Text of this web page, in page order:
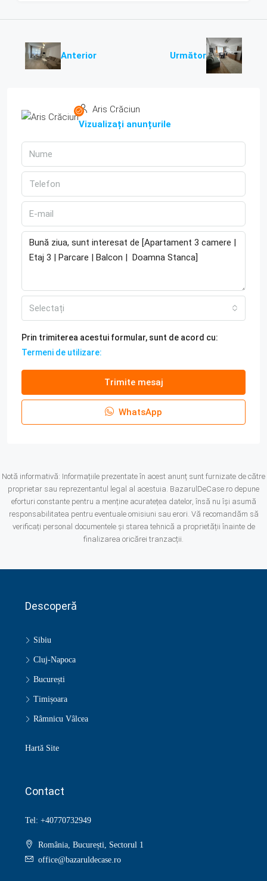
Anterior Următor
Aris Crăciun
Vizualizați anunțurile
Selectați
Prin trimiterea acestui formular, sunt de acord cu:
Termeni de utilizare:
Trimite mesaj
WhatsApp
Notă informativă: Informațiile prezentate în acest anunț sunt furnizate de către
proprietar sau reprezentantul legal al acestuia. BazarulDeCase.ro depune
eforturi constante pentru a menține acuratețea datelor, însă nu își asumă
responsabilitatea pentru eventuale omisiuni sau erori. Vă recomandăm să
verificați personal documentele și starea tehnică a proprietății înainte de
finalizarea oricărei tranzacții.
Descoperă
Sibiu
Cluj-Napoca
București
Timișoara
Râmnicu Vâlcea
Hartă Site
Contact
Tel: +40770732949
România, București, Sectorul 1
office@bazaruldecase.ro